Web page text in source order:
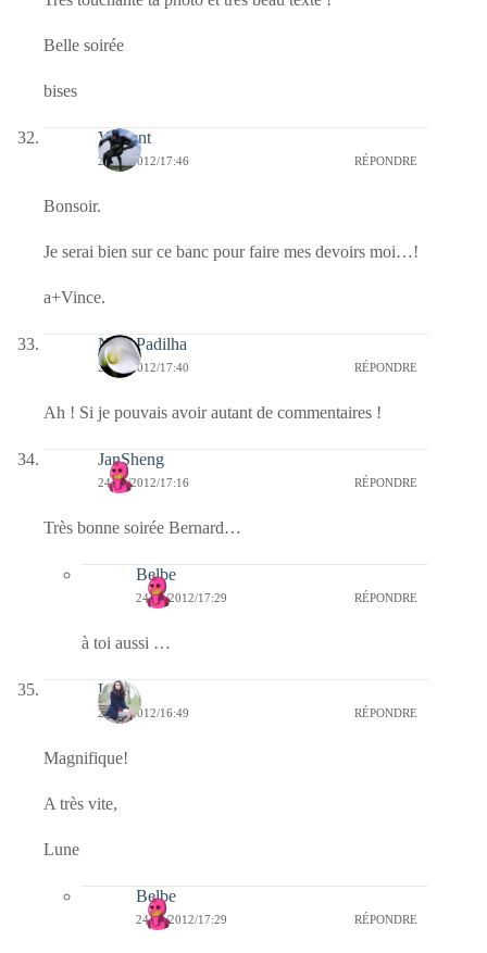
Belle soirée
bises
Vincent
24/01/2012/17:46 RÉPONDRE
Bonsoir.
Je serai bien sur ce banc pour faire mes devoirs moi…!
a+Vince.
Nina Padilha
24/01/2012/17:40 RÉPONDRE
Ah ! Si je pouvais avoir autant de commentaires !
JanSheng
24/01/2012/17:16 RÉPONDRE
Très bonne soirée Bernard…
Belbe
24/01/2012/17:29 RÉPONDRE
à toi aussi …
Lune
24/01/2012/16:49 RÉPONDRE
Magnifique!
A très vite,
Lune
Belbe
24/01/2012/17:29 RÉPONDRE